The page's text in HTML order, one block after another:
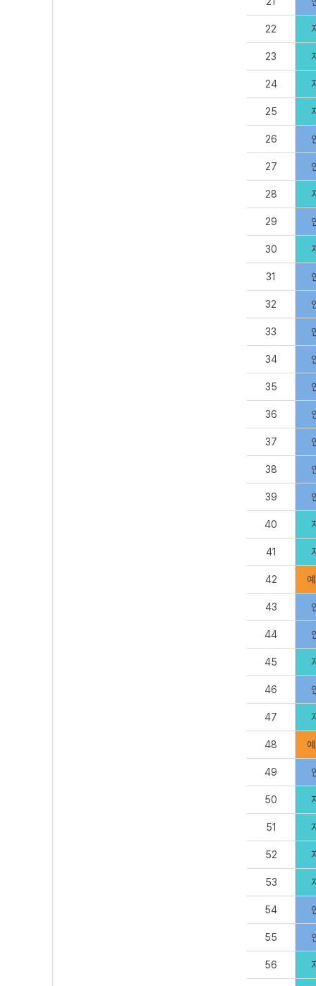
22
23
24
25
26
27
28
29
30
31
32
33
34
35
36
37
38
39
40
41
42
43
44
45
46
47
48
49
50
51
52
53
54
55
56